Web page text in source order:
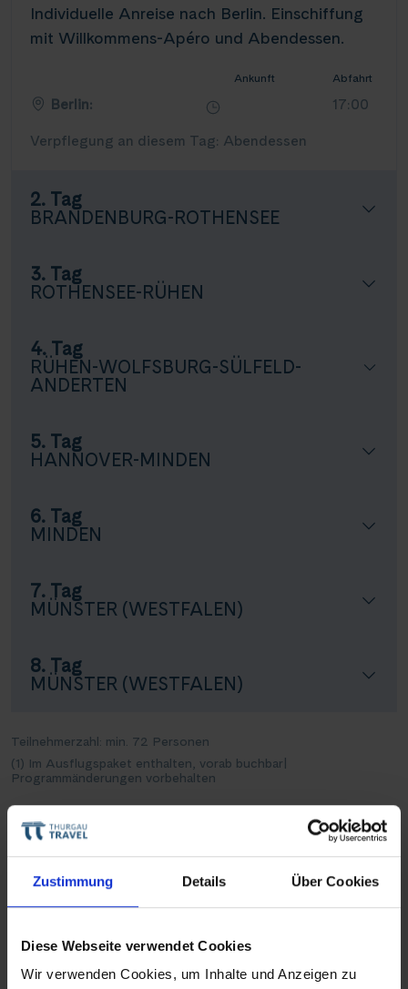
Zustimmung Details Über Cookies
Diese Webseite verwendet Cookies
Wir verwenden Cookies, um Inhalte und Anzeigen zu
Individuelle Anreise nach Berlin. Einschiffung
mit Willkommens-Apéro und Abendessen.
Ankunft Abfahrt
Berlin: 17:00
Verpflegung an diesem Tag: Abendessen
2. Tag
BRANDENBURG-ROTHENSEE
3. Tag
ROTHENSEE-RÜHEN
4. Tag
RÜHEN-WOLFSBURG-SÜLFELD-
ANDERTEN
5. Tag
HANNOVER-MINDEN
6. Tag
MINDEN
7. Tag
MÜNSTER (WESTFALEN)
8. Tag
MÜNSTER (WESTFALEN)
Teilnehmerzahl: min. 72 Personen
(1) Im Ausflugspaket enthalten, vorab buchbar
Programmänderungen vorbehalten
Reisevarianten
Mit dem Schiff eine
neue Jahr
Jetzt entdecken